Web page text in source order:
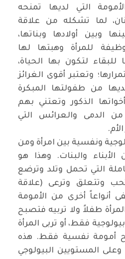
التي لديها تمنحه
لما تشكله من علاقة
وبين أولادها وبناتها،
للمرأة وهبتها لها
لتكون بها الحياة،
وتعتبر أقوى الغرائز
من طفولتها المبكرة
الذكور وتعتني بهم
من الدمى والعرائس التي
ونفسية بين امرأة ومن
والبنات. وهذا هو
التي تحمل وتلد وترضع
وتتعلق وترعى (علاقة
أنواعاً أخرى من الأمومة
طفلاً ولا تربيه فتصبح
فقط، أو تربى المرأة
أمومة نفسية فقط. هذه
وعلى المستويين البيولوجي